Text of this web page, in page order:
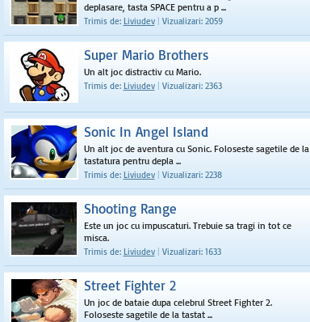
deplasare, tasta SPACE pentru a p ...
Trimis de: Liviudev Vizualizari: 2059
Super Mario Brothers
Un alt joc distractiv cu Mario.
Trimis de: Liviudev Vizualizari: 2363
Sonic In Angel Island
Un alt joc de aventura cu Sonic. Foloseste sagetile de la
tastatura pentru depla ...
Trimis de: Liviudev Vizualizari: 2238
Shooting Range
Este un joc cu impuscaturi. Trebuie sa tragi in tot ce
misca.
Trimis de: Liviudev Vizualizari: 1633
Street Fighter 2
Un joc de bataie dupa celebrul Street Fighter 2.
Foloseste sagetile de la tastat ...